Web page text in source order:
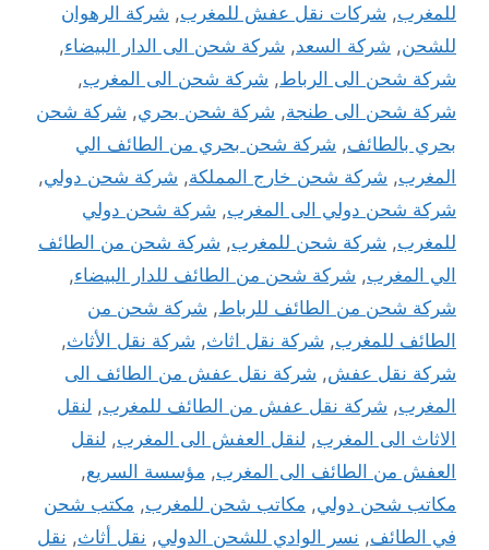
للمغرب, شركات نقل عفش للمغرب, شركة الرهوان
للشحن, شركة السعد, شركة شحن الى الدار البيضاء,
شركة شحن الى الرباط, شركة شحن الى المغرب,
شركة شحن الى طنجة, شركة شحن بحري, شركة شحن
بحري بالطائف, شركة شحن بحري من الطائف الي
المغرب, شركة شحن خارج المملكة, شركة شحن دولي,
شركة شحن دولي الى المغرب, شركة شحن دولي
للمغرب, شركة شحن للمغرب, شركة شحن من الطائف
الي المغرب, شركة شحن من الطائف للدار البيضاء,
شركة شحن من الطائف للرباط, شركة شحن من
الطائف للمغرب, شركة نقل اثاث, شركة نقل الأثاث,
شركة نقل عفش, شركة نقل عفش من الطائف الى
المغرب, شركة نقل عفش من الطائف للمغرب, لنقل
الاثاث الى المغرب, لنقل العفش الى المغرب, لنقل
العفش من الطائف الى المغرب, مؤسسة السريع,
مكاتب شحن دولي, مكاتب شحن للمغرب, مكتب شحن
في الطائف, نسر الوادي للشحن الدولي, نقل أثاث, نقل